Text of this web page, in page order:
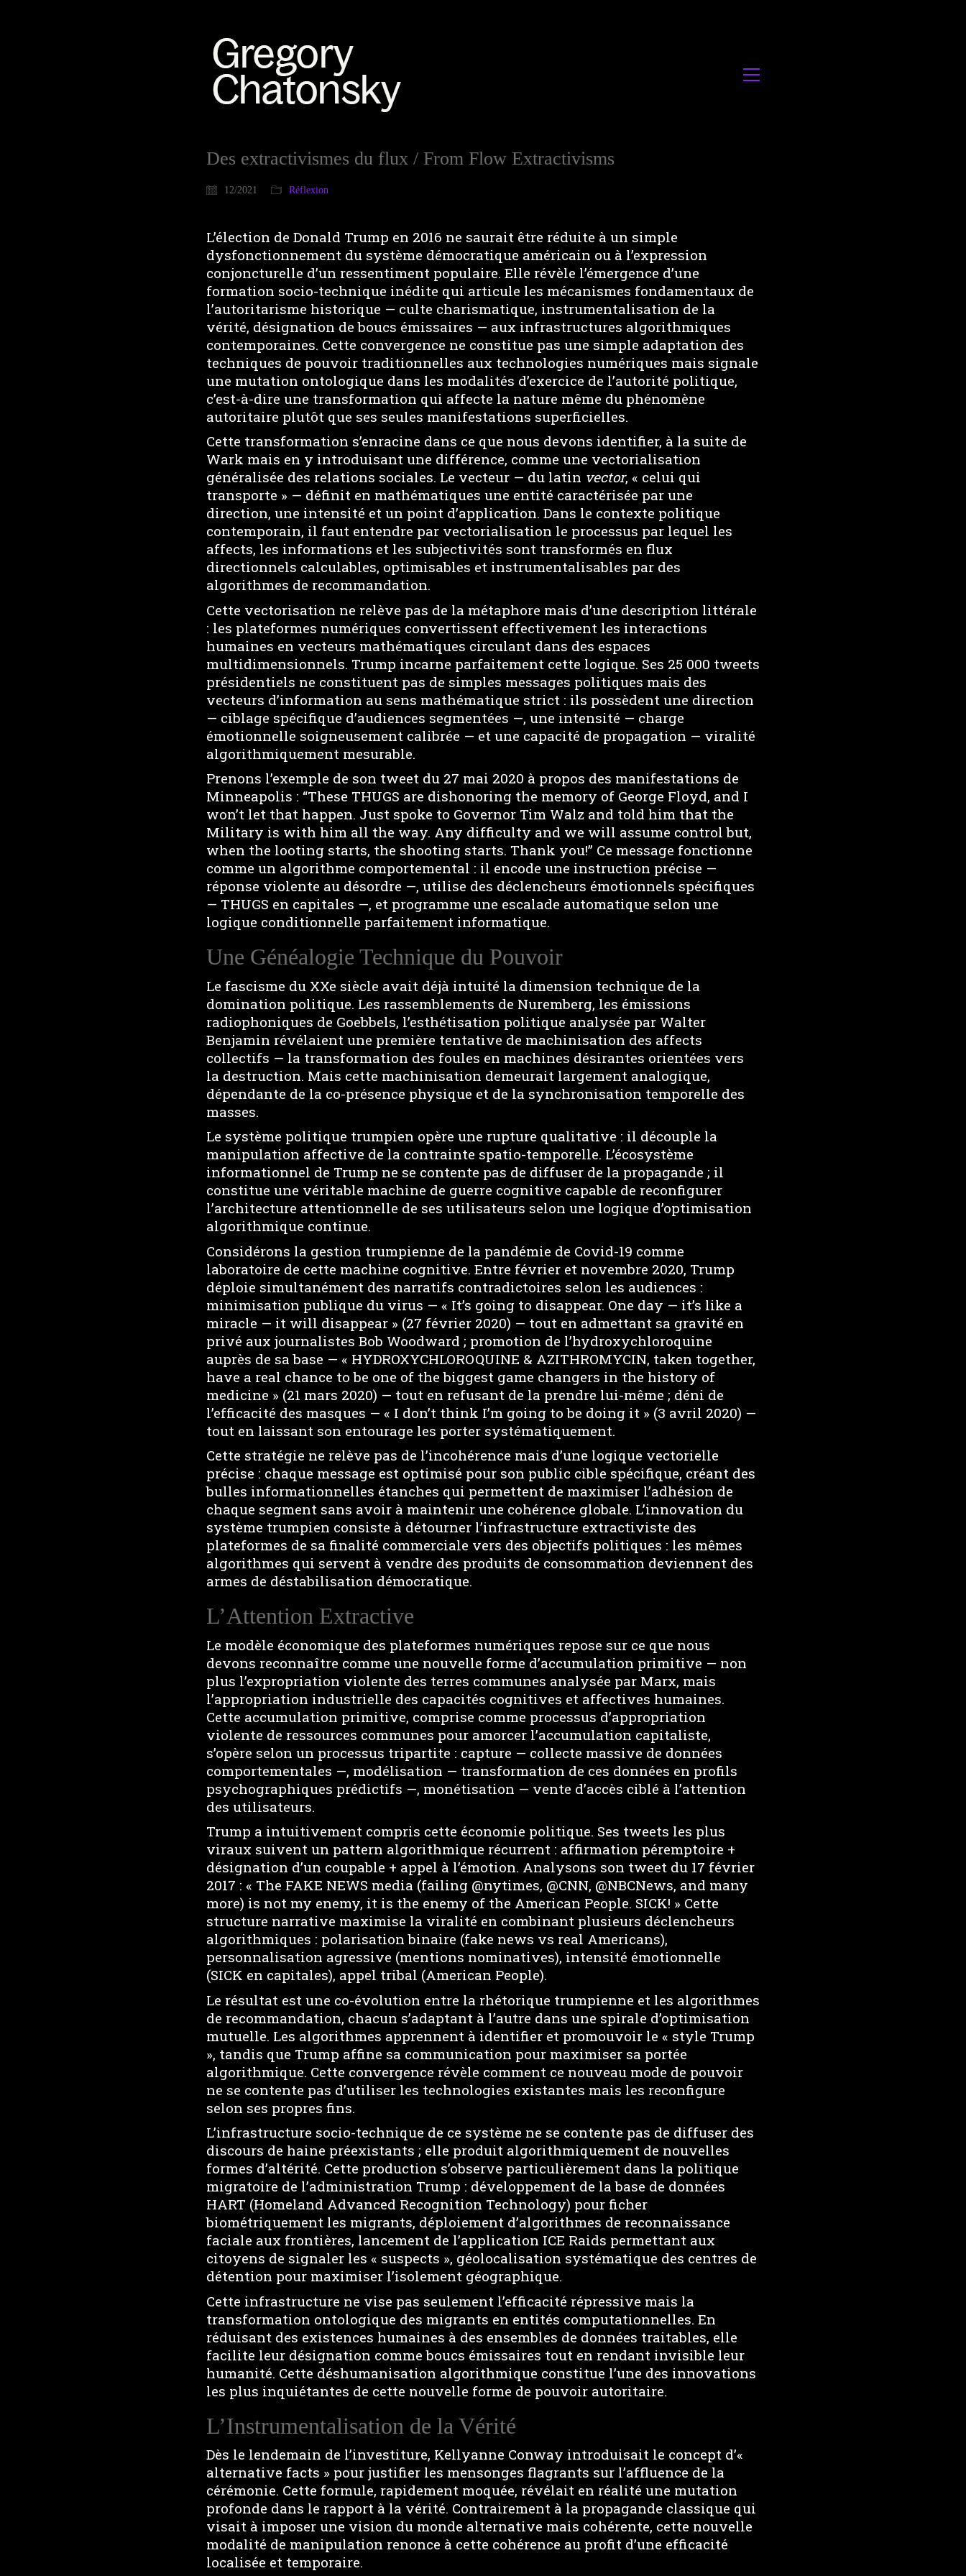
Des extractivismes du flux / From Flow Extractivisms
12/2021 Réflexion
L’élection de Donald Trump en 2016 ne saurait être réduite à un simple
dysfonctionnement du système démocratique américain ou à l’expression
conjoncturelle d’un ressentiment populaire. Elle révèle l’émergence d’une
formation socio-technique inédite qui articule les mécanismes fondamentaux de
l’autoritarisme historique — culte charismatique, instrumentalisation de la
vérité, désignation de boucs émissaires — aux infrastructures algorithmiques
contemporaines. Cette convergence ne constitue pas une simple adaptation des
techniques de pouvoir traditionnelles aux technologies numériques mais signale
une mutation ontologique dans les modalités d’exercice de l’autorité politique,
c’est-à-dire une transformation qui affecte la nature même du phénomène
autoritaire plutôt que ses seules manifestations superficielles.
Cette transformation s’enracine dans ce que nous devons identifier, à la suite de
Wark mais en y introduisant une différence, comme une vectorialisation
généralisée des relations sociales. Le vecteur — du latin vector, « celui qui
transporte » — définit en mathématiques une entité caractérisée par une
direction, une intensité et un point d’application. Dans le contexte politique
contemporain, il faut entendre par vectorialisation le processus par lequel les
affects, les informations et les subjectivités sont transformés en flux
directionnels calculables, optimisables et instrumentalisables par des
algorithmes de recommandation.
Cette vectorisation ne relève pas de la métaphore mais d’une description littérale
: les plateformes numériques convertissent effectivement les interactions
humaines en vecteurs mathématiques circulant dans des espaces
multidimensionnels. Trump incarne parfaitement cette logique. Ses 25 000 tweets
présidentiels ne constituent pas de simples messages politiques mais des
vecteurs d’information au sens mathématique strict : ils possèdent une direction
— ciblage spécifique d’audiences segmentées —, une intensité — charge
émotionnelle soigneusement calibrée — et une capacité de propagation — viralité
algorithmiquement mesurable.
Prenons l’exemple de son tweet du 27 mai 2020 à propos des manifestations de
Minneapolis : “These THUGS are dishonoring the memory of George Floyd, and I
won’t let that happen. Just spoke to Governor Tim Walz and told him that the
Military is with him all the way. Any difficulty and we will assume control but,
when the looting starts, the shooting starts. Thank you!” Ce message fonctionne
comme un algorithme comportemental : il encode une instruction précise —
réponse violente au désordre —, utilise des déclencheurs émotionnels spécifiques
— THUGS en capitales —, et programme une escalade automatique selon une
logique conditionnelle parfaitement informatique.
Une Généalogie Technique du Pouvoir
Le fascisme du XXe siècle avait déjà intuité la dimension technique de la
domination politique. Les rassemblements de Nuremberg, les émissions
radiophoniques de Goebbels, l’esthétisation politique analysée par Walter
Benjamin révélaient une première tentative de machinisation des affects
collectifs — la transformation des foules en machines désirantes orientées vers
la destruction. Mais cette machinisation demeurait largement analogique,
dépendante de la co-présence physique et de la synchronisation temporelle des
masses.
Le système politique trumpien opère une rupture qualitative : il découple la
manipulation affective de la contrainte spatio-temporelle. L’écosystème
informationnel de Trump ne se contente pas de diffuser de la propagande ; il
constitue une véritable machine de guerre cognitive capable de reconfigurer
l’architecture attentionnelle de ses utilisateurs selon une logique d’optimisation
algorithmique continue.
Considérons la gestion trumpienne de la pandémie de Covid-19 comme
laboratoire de cette machine cognitive. Entre février et novembre 2020, Trump
déploie simultanément des narratifs contradictoires selon les audiences :
minimisation publique du virus — « It’s going to disappear. One day — it’s like a
miracle — it will disappear » (27 février 2020) — tout en admettant sa gravité en
privé aux journalistes Bob Woodward ; promotion de l’hydroxychloroquine
auprès de sa base — « HYDROXYCHLOROQUINE & AZITHROMYCIN, taken together,
have a real chance to be one of the biggest game changers in the history of
medicine » (21 mars 2020) — tout en refusant de la prendre lui-même ; déni de
l’efficacité des masques — « I don’t think I’m going to be doing it » (3 avril 2020) —
tout en laissant son entourage les porter systématiquement.
Cette stratégie ne relève pas de l’incohérence mais d’une logique vectorielle
précise : chaque message est optimisé pour son public cible spécifique, créant des
bulles informationnelles étanches qui permettent de maximiser l’adhésion de
chaque segment sans avoir à maintenir une cohérence globale. L’innovation du
système trumpien consiste à détourner l’infrastructure extractiviste des
plateformes de sa finalité commerciale vers des objectifs politiques : les mêmes
algorithmes qui servent à vendre des produits de consommation deviennent des
armes de déstabilisation démocratique.
L’Attention Extractive
Le modèle économique des plateformes numériques repose sur ce que nous
devons reconnaître comme une nouvelle forme d’accumulation primitive — non
plus l’expropriation violente des terres communes analysée par Marx, mais
l’appropriation industrielle des capacités cognitives et affectives humaines.
Cette accumulation primitive, comprise comme processus d’appropriation
violente de ressources communes pour amorcer l’accumulation capitaliste,
s’opère selon un processus tripartite : capture — collecte massive de données
comportementales —, modélisation — transformation de ces données en profils
psychographiques prédictifs —, monétisation — vente d’accès ciblé à l’attention
des utilisateurs.
Trump a intuitivement compris cette économie politique. Ses tweets les plus
viraux suivent un pattern algorithmique récurrent : affirmation péremptoire +
désignation d’un coupable + appel à l’émotion. Analysons son tweet du 17 février
2017 : « The FAKE NEWS media (failing @nytimes, @CNN, @NBCNews, and many
more) is not my enemy, it is the enemy of the American People. SICK! » Cette
structure narrative maximise la viralité en combinant plusieurs déclencheurs
algorithmiques : polarisation binaire (fake news vs real Americans),
personnalisation agressive (mentions nominatives), intensité émotionnelle
(SICK en capitales), appel tribal (American People).
Le résultat est une co-évolution entre la rhétorique trumpienne et les algorithmes
de recommandation, chacun s’adaptant à l’autre dans une spirale d’optimisation
mutuelle. Les algorithmes apprennent à identifier et promouvoir le « style Trump
», tandis que Trump affine sa communication pour maximiser sa portée
algorithmique. Cette convergence révèle comment ce nouveau mode de pouvoir
ne se contente pas d’utiliser les technologies existantes mais les reconfigure
selon ses propres fins.
L’infrastructure socio-technique de ce système ne se contente pas de diffuser des
discours de haine préexistants ; elle produit algorithmiquement de nouvelles
formes d’altérité. Cette production s’observe particulièrement dans la politique
migratoire de l’administration Trump : développement de la base de données
HART (Homeland Advanced Recognition Technology) pour ficher
biométriquement les migrants, déploiement d’algorithmes de reconnaissance
faciale aux frontières, lancement de l’application ICE Raids permettant aux
citoyens de signaler les « suspects », géolocalisation systématique des centres de
détention pour maximiser l’isolement géographique.
Cette infrastructure ne vise pas seulement l’efficacité répressive mais la
transformation ontologique des migrants en entités computationnelles. En
réduisant des existences humaines à des ensembles de données traitables, elle
facilite leur désignation comme boucs émissaires tout en rendant invisible leur
humanité. Cette déshumanisation algorithmique constitue l’une des innovations
les plus inquiétantes de cette nouvelle forme de pouvoir autoritaire.
L’Instrumentalisation de la Vérité
Dès le lendemain de l’investiture, Kellyanne Conway introduisait le concept d’«
alternative facts » pour justifier les mensonges flagrants sur l’affluence de la
cérémonie. Cette formule, rapidement moquée, révélait en réalité une mutation
profonde dans le rapport à la vérité. Contrairement à la propagande classique qui
visait à imposer une vision du monde alternative mais cohérente, cette nouvelle
modalité de manipulation renonce à cette cohérence au profit d’une efficacité
localisée et temporaire.